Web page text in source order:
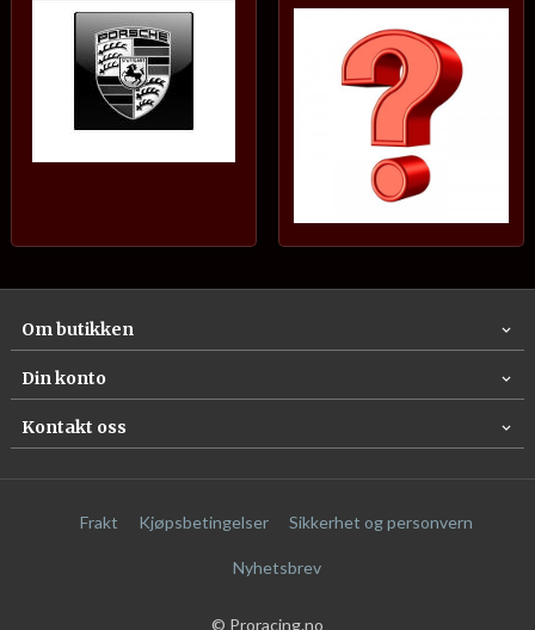
Om butikken
Din konto
Kontakt oss
Frakt Kjøpsbetingelser Sikkerhet og personvern
Nyhetsbrev
© Proracing.no